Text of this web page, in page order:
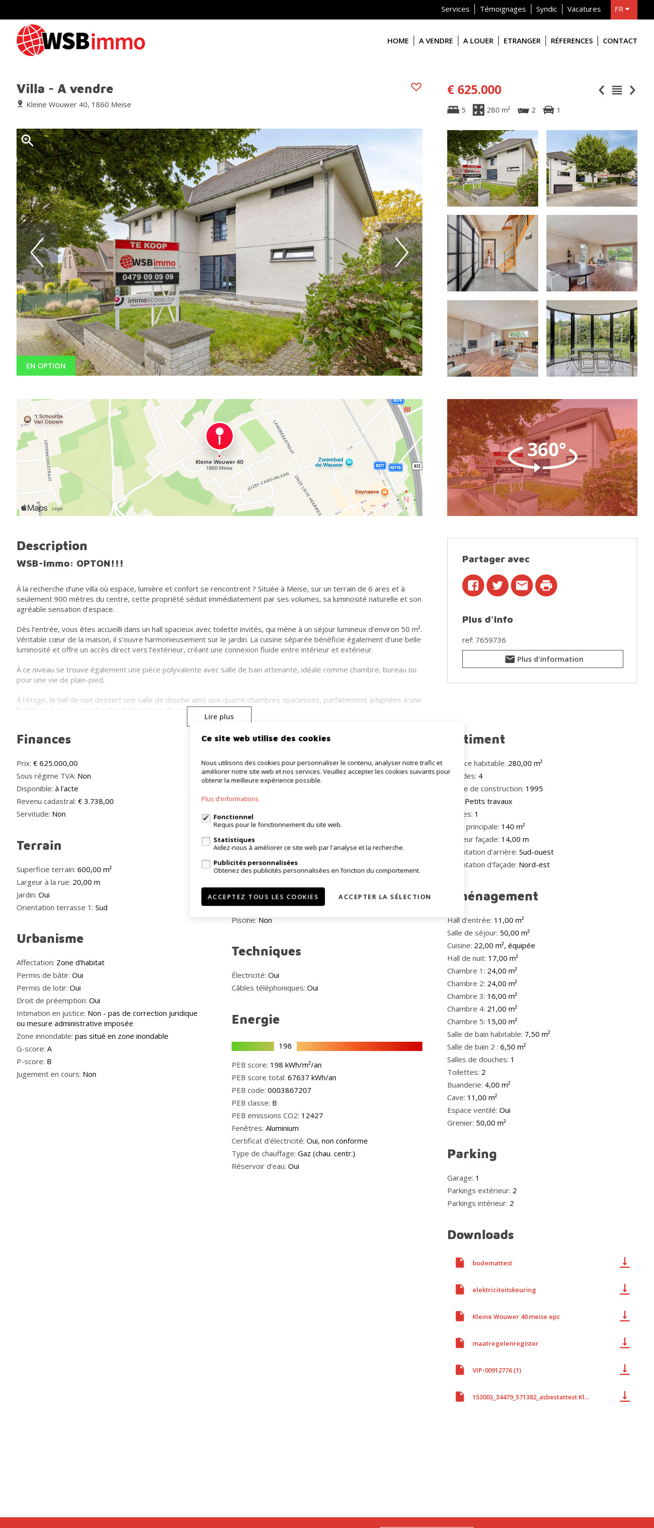
Services Témoignages Syndic Vacatures
FR
HOME
A VENDRE A LOUER ETRANGER RÉFERENCES CONTACT
Villa - A vendre € 625.000
Kleine Wouwer 40, 1860 Meise
5 280 m² 2 1
EN OPTION
Description
WSB-immo: OPTON!!!
À la recherche d’une villa où espace, lumière et confort se rencontrent ? Située à Meise, sur un terrain de 6 ares et à
seulement 900 mètres du centre, cette propriété séduit immédiatement par ses volumes, sa luminosité naturelle et son
agréable sensation d’espace.
Dès l’entrée, vous êtes accueilli dans un hall spacieux avec toilette invités, qui mène à un séjour lumineux d’environ 50 m².
Véritable cœur de la maison, il s’ouvre harmonieusement sur le jardin. La cuisine séparée bénéficie également d’une belle
luminosité et offre un accès direct vers l’extérieur, créant une connexion fluide entre intérieur et extérieur.
À ce niveau se trouve également une pièce polyvalente avec salle de bain attenante, idéale comme chambre, bureau ou
pour une vie de plain-pied.
À l’étage, le hall de nuit dessert une salle de douche ainsi que quatre chambres spacieuses, parfaitement adaptées à une
famille ou à ceux qui recherchent davantage d’espace.
grenier, accessible via un escalier fixe, offre encore de nombreuses possibilités d’aménagement selon vos envies.
Une propriété qui séduit par son volume et sa luminosité, et qui mérite d’être pleinement découverte.
Pour plus d’informations et/ou une visite : www.wsb-immo.be.
Lire plus
Partager avec
Plus d'info
ref: 7659736
Plus d'information
Finances
Prix: € 625.000,00
Sous régime TVA: Non
Disponible: à l'acte
Revenu cadastral: € 3.738,00
Servitude: Non
Terrain
Superficie terrain: 600,00 m²
Largeur à la rue: 20,00 m
Jardin: Oui
Orientation terrasse 1: Sud
Urbanisme
Affectation: Zone d'habitat
Permis de bâtir: Oui
Permis de lotir: Oui
Droit de préemption: Oui
Intimation en justice: Non - pas de correction juridique
ou mesure administrative imposée
Zone innondable: pas situé en zone inondable
G-score: A
P-score: B
Jugement en cours: Non
Localisation géographique
Environnement:Calme, résidentiel
École à proximité:800m
Transports publics à proximité:
Autoroute à proximité:
Centre sportif à proximité:750m
Confort
Accès handicapé:Non
Ascenseur:Non
Piscine: Non
Techniques
Électricité:Oui
Câbles téléphoniques:Oui
Energie
198
PEB score: 198 kWh/m²/an
PEB score total:67637 kWh/an
PEB code:0003867207
PEB classe: B
PEB emissions CO2: 12427
Fenêtres:Aluminium
Certificat d'électricité:Oui, non conforme
Type de chauffage:Gaz (chau. centr.)
Réservoir d'eau:Oui
Bâtiment
Surface habitable: 280,00 m²
Façades: 4
Année de construction: 1995
Petits travaux
Étages: 1
Zone principale: 140 m²
Largeur façade: 14,00 m
Orientation d'arrière: Sud-ouest
Orientation d'façade: Nord-est
Aménagement
Hall d'entrée: 11,00 m²
Salle de séjour: 50,00 m²
Cuisine: 22,00 m², équipée
Hall de nuit: 17,00 m²
Chambre 1: 24,00 m²
Chambre 2: 24,00 m²
Chambre 3: 16,00 m²
Chambre 4: 21,00 m²
Chambre 5: 15,00 m²
Salle de bain habitable: 7,50 m²
Salle de bain 2 : 6,50 m²
Salles de douches: 1
Toilettes: 2
Buanderie: 4,00 m²
Cave: 11,00 m²
Espace ventilé: Oui
Grenier: 50,00 m²
Parking
Garage: 1
Parkings extérieur: 2
Parkings intérieur: 2
Downloads
bodemattest
elektriciteitskeuring
Kleine Wouwer 40 meise epc
maatregelenregister
VIP-00912776 (1)
153003_34479_571382_asbestattest Kl...
Ce site web utilise des cookies
Nous utilisons des cookies pour personnaliser le contenu, analyser notre trafic et
améliorer notre site web et nos services. Veuillez accepter les cookies suivants pour
obtenir la meilleure expérience possible.
Plus d'informations
Fonctionnel
Requis pour le fonctionnement du site web.
Statistiques
Aidez-nous à améliorer ce site web par l'analyse et la recherche.
Publicités personnalisées
Obtenez des publicités personnalisées en fonction du comportement.
ACCEPTEZ TOUS LES COOKIES ACCEPTER LA SÉLECTION